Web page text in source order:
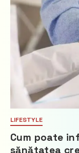
LIFESTYLE
Cum poate
sănătatea